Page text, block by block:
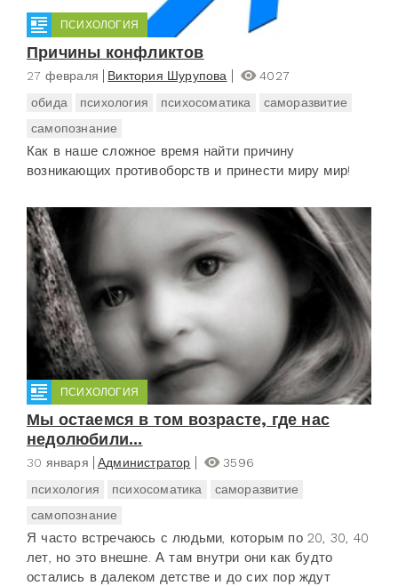
ПСИХОЛОГИЯ
Причины конфликтов
27 февраля Виктория Шурупова
4027
обида
психология психосоматика
саморазвитие
самопознание
Как в наше сложное время найти причину
возникающих противоборств и принести миру мир!
ПСИХОЛОГИЯ
Мы остаемся в том возрасте, где нас
недолюбили...
30 января Администратор
3596
психология
психосоматика
саморазвитие
самопознание
Я часто встречаюсь с людьми, которым по 20, 30, 40
лет, но это внешне. А там внутри они как будто
остались в далеком детстве и до сих пор ждут